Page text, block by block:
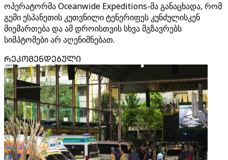
ოპერატორმა Oceanwide Expeditions-მა განაცხადა, რომ
გემი ესპანეთის კუთვნილი ტენერიფეს კუნძულისკენ
მიემართება და ამ დროისთვის სხვა მგზავრებს
სიმპტომები არ აღენიშნებათ.
ᲠᲔᲙᲝᲛᲔᲜᲓᲔᲑᲣᲚᲘ